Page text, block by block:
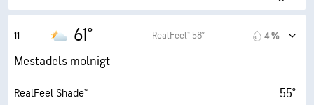
Fuktighet
Daggpunkt 46° F
11 61° RealFeel® 58° 4 %
Mestadels molnigt
RealFeel Shade™ 55°